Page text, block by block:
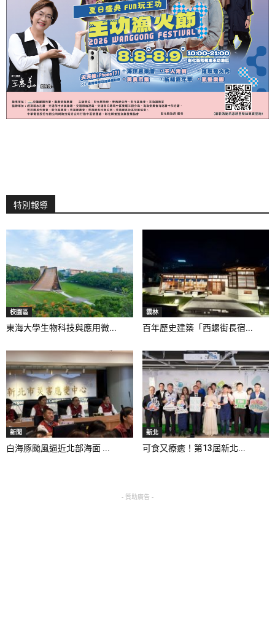
特別報導
校園區
東海大學生物科技與應用微...
雲林
百年歷史建築「西螺街長宿...
新聞
白海豚颱風逼近北部海面 ...
新北
可食又療癒！第13屆新北...
- 贊助廣告 -